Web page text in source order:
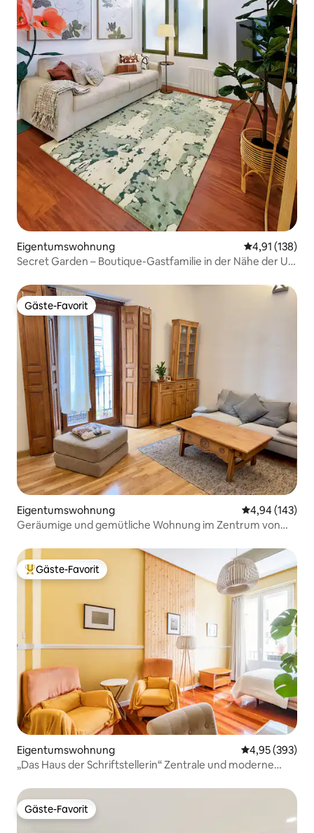
Eigentumswohnung
4,91 (138)
Secret Garden – Boutique-Gastfamilie in der Nähe der U-
Gäste-Favorit
Gäste-Favorit
Eigentumswohnung
4,94 (143)
Geräumige und gemütliche Wohnung im Zentrum von
Beliebter Gäste-Favorit.
Gäste-Favorit
Eigentumswohnung
4,95 (393)
„Das Haus der Schriftstellerin“ Zentrale und moderne
Gäste-Favorit
Gäste-Favorit